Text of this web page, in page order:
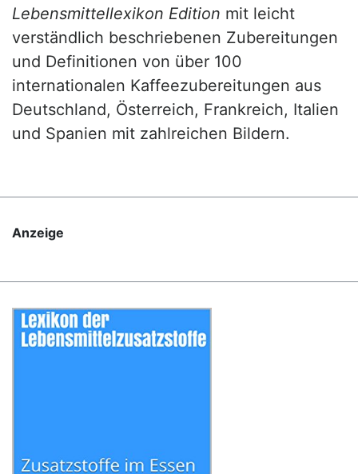
Lebensmittellexikon Edition mit leicht
verständlich beschriebenen Zubereitungen
und Definitionen von über 100
internationalen Kaffeezubereitungen aus
Deutschland, Österreich, Frankreich, Italien
und Spanien mit zahlreichen Bildern.
Anzeige